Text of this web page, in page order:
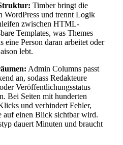
Timber bringt die
WordPress und trennt Logik
zwischen HTML-
Templates, was Themes
eine Person daran arbeitet oder
lebt.
Admin Columns passt
an, sodass Redakteure
Veröffentlichungsstatus
Bei Seiten mit hunderten
und verhindert Fehler,
auf einen Blick sichtbar wird.
dauert Minuten und braucht